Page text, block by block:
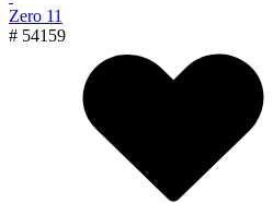
Zero 11
# 54159